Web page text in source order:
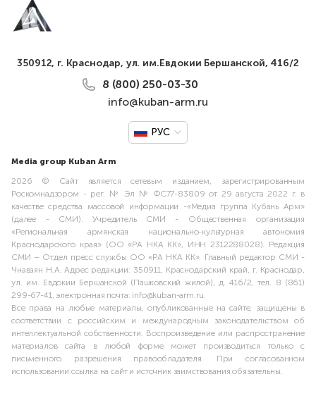
350912, г. Краснодар, ул. им.Евдокии Бершанской, 416/2
8 (800) 250-03-30
info@kuban-arm.ru
РУС
Media group Kuban Arm
2026 © Сайт является сетевым изданием, зарегистрированным
Роскомнадзором - рег. № Эл № ФС77-83809 от 29 августа 2022 г. в
качестве средства массовой информации -«Медиа группа Кубань Арм»
(далее - СМИ). Учредитель СМИ - Общественная организация
«Региональная армянская национально-культурная автономия
Краснодарского края» (ОО «РА НКА КК», ИНН 2312288028). Редакция
СМИ – Отдел пресс службы ОО «РА НКА КК». Главный редактор СМИ -
Чнаваян Н.А. Адрес редакции: 350911, Краснодарский край, г. Краснодар,
ул. им. Евдокии Бершанской (Пашковский жилой), д. 416/2, тел. 8 (861)
299-67-41, электронная почта: info@kuban-arm.ru.
Все права на любые материалы, опубликованные на сайте, защищены в
соответствии с российским и международным законодательством об
интеллектуальной собственности. Воспроизведение или распространение
материалов сайта в любой форме может производиться только с
письменного разрешения правообладателя. При согласованном
использовании ссылка на сайт и источник заимствования обязательны.